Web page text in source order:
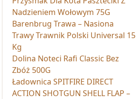
Nadzieniem Wołowym 75G
Barenbrug Trawa – Nasiona
Trawy Trawnik Polski Universal 15
Kg
Dolina Noteci Rafi Classic Bez
Zbóż 500G
Ładownica SPITFIRE DIRECT
ACTION SHOTGUN SHELL FLAP –